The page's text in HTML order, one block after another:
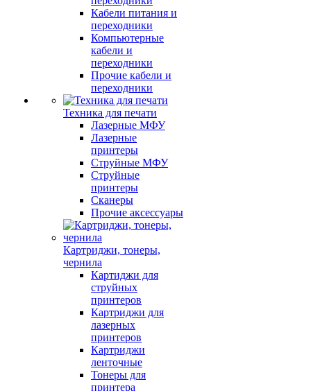
Кабели питания и
переходники
Компьютерные
кабели и
переходники
Прочие кабели и
переходники
Техника для печати
Лазерные МФУ
Лазерные
принтеры
Струйные МФУ
Струйные
принтеры
Сканеры
Прочие аксессуары
Картриджи, тонеры,
чернила
Картиджи для
струйных
принтеров
Картриджи для
лазерных
принтеров
Картриджи
ленточные
Тонеры для
принтера